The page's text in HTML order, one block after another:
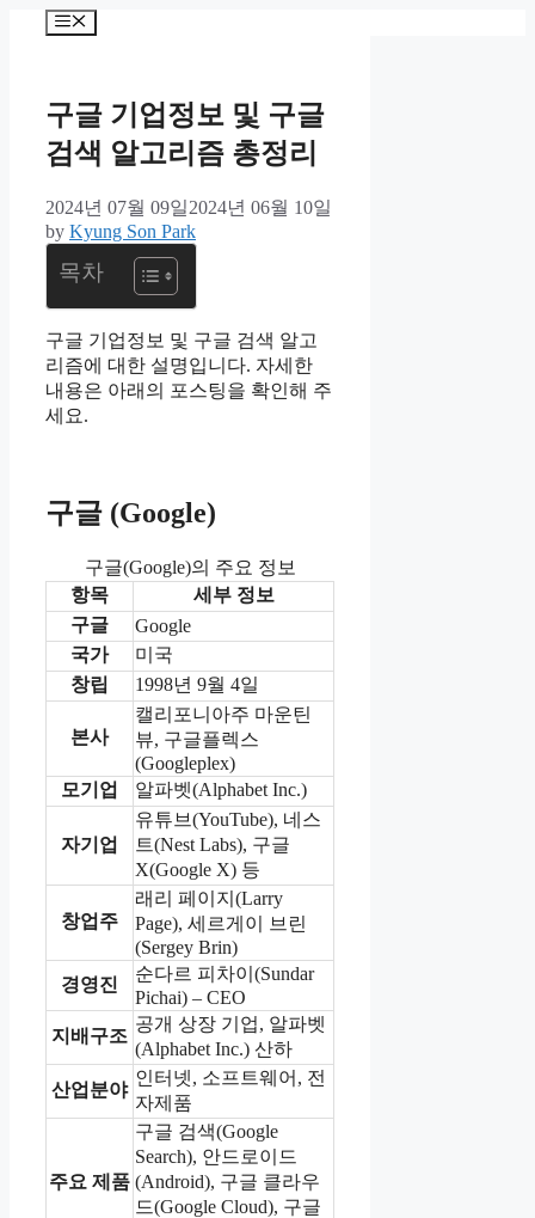
메
구글 기업정보 및 구글
검색 알고리즘 총정리
2024년 07월 09일2024년 06월 10일
by Kyung Son Park
목차
구글 기업정보 및 구글 검색 알고
리즘에 대한 설명입니다. 자세한
내용은 아래의 포스팅을 확인해 주
세요.
구글 (Google)
구글(Google)의 주요 정보
항목
세부 정보
구글
Google
국가
미국
창립
1998년 9월 4일
본사
캘리포니아주 마운틴
뷰, 구글플렉스
(Googleplex)
모기업
알파벳(Alphabet Inc.)
자기업
유튜브(YouTube), 네스
트(Nest Labs), 구글
X(Google X) 등
창업주
래리 페이지(Larry
Page), 세르게이 브린
(Sergey Brin)
경영진
순다르 피차이(Sundar
Pichai) – CEO
지배구조
공개 상장 기업, 알파벳
(Alphabet Inc.) 산하
산업분야
인터넷, 소프트웨어, 전
자제품
주요 제품
구글 검색(Google
Search), 안드로이드
(Android), 구글 클라우
드(Google Cloud), 구글